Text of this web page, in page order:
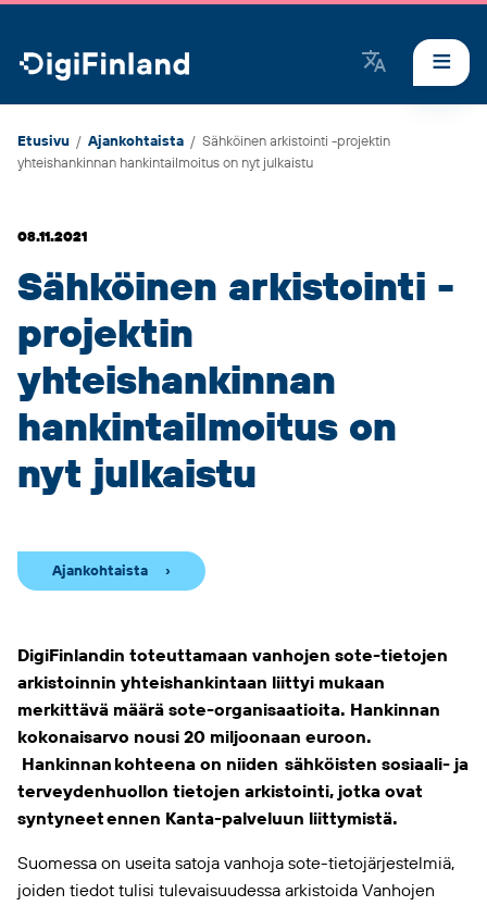
DigiFinland
Etusivu / Ajankohtaista / Sähköinen arkistointi -projektin
yhteishankinnan hankintailmoitus on nyt julkaistu
08.11.2021
Sähköinen arkistointi -
projektin
yhteishankinnan
hankintailmoitus on
nyt julkaistu
Ajankohtaista
DigiFinlandin toteuttamaan vanhojen sote-tietojen
arkistoinnin yhteishankintaan liittyi mukaan
merkittävä määrä sote-organisaatioita. Hankinnan
kokonaisarvo nousi 20 miljoonaan euroon.
Hankinnan kohteena on niiden sähköisten sosiaali- ja
terveydenhuollon tietojen arkistointi, jotka ovat
syntyneet ennen Kanta-palveluun liittymistä.
Suomessa on useita satoja vanhoja sote-tietojärjestelmiä,
joiden tiedot tulisi tulevaisuudessa arkistoida Vanhojen